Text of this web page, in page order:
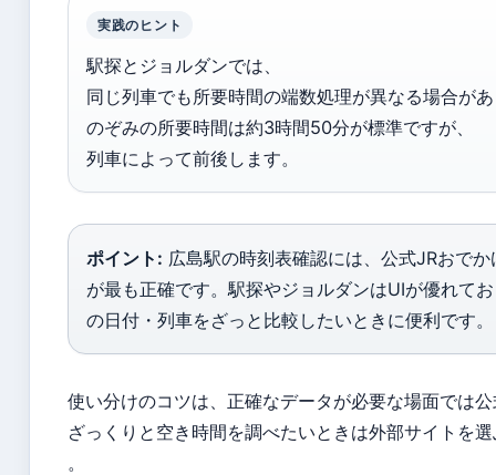
実践のヒント
駅探とジョルダンでは、
同じ列車でも所要時間の端数処理が異なる場合が
のぞみの所要時間は約3時間50分が標準ですが、
列車によって前後します。
ポイント: 広島駅の時刻表確認には、公式JRおで
が最も正確です。駅探やジョルダンはUIが優れて
の日付・列車をざっと比較したいときに便利です。
使い分けのコツは、正確なデータが必要な場面では
ざっくりと空き時間を調べたいときは外部サイトを
。